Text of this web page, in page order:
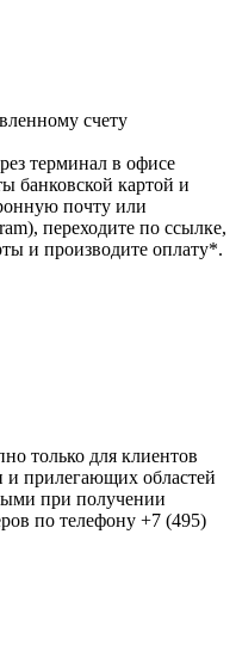
счету
терминал в офисе
банковской картой и
почту или
переходите по ссылке,
и производите оплату*.
только для клиентов
прилегающих областей
при получении
по телефону +7 (495)